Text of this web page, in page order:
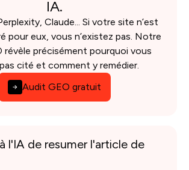
l'IA de resumer l'article de
IA.
Claude... Si votre site n’est
pour eux, vous n’existez pas. Notre
révèle précisément pourquoi vous
cité et comment y remédier.
Audit GEO gratuit